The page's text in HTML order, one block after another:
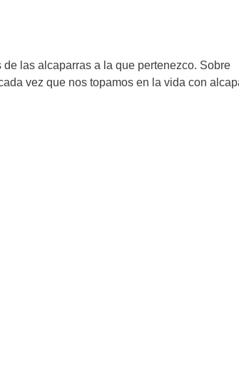
las alcaparras a la que pertenezco. Sobre
vez que nos topamos en la vida con